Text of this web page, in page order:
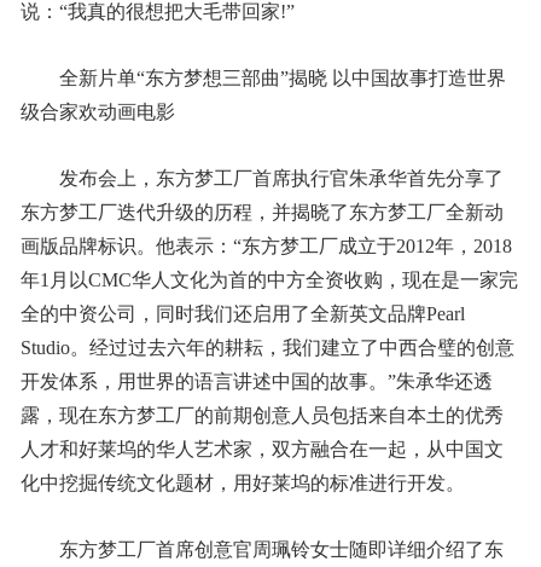
说：“我真的很想把大毛带回家!”
全新片单“东方梦想三部曲”揭晓 以中国故事打造世界
级合家欢动画电影
发布会上，东方梦工厂首席执行官朱承华首先分享了
东方梦工厂迭代升级的历程，并揭晓了东方梦工厂全新动
画版品牌标识。他表示：“东方梦工厂成立于2012年，2018
年1月以CMC华人文化为首的中方全资收购，现在是一家完
全的中资公司，同时我们还启用了全新英文品牌Pearl
Studio。经过过去六年的耕耘，我们建立了中西合璧的创意
开发体系，用世界的语言讲述中国的故事。”朱承华还透
露，现在东方梦工厂的前期创意人员包括来自本土的优秀
人才和好莱坞的华人艺术家，双方融合在一起，从中国文
化中挖掘传统文化题材，用好莱坞的标准进行开发。
东方梦工厂首席创意官周珮铃女士随即详细介绍了东